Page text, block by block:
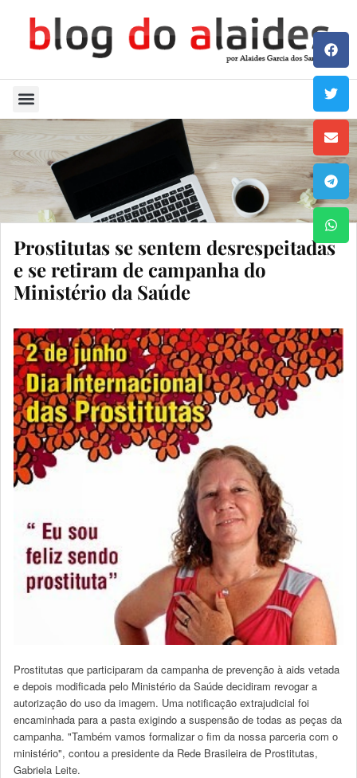
Prostitutas se sentem desrespeitadas
e se retiram de campanha do
Ministério da Saúde
Prostitutas que participaram da campanha de prevenção à aids vetada
e depois modificada pelo Ministério da Saúde decidiram revogar a
autorização do uso da imagem. Uma notificação extrajudicial foi
encaminhada para a pasta exigindo a suspensão de todas as peças da
campanha. "Também vamos formalizar o fim da nossa parceria com o
ministério", contou a presidente da Rede Brasileira de Prostitutas,
Gabriela Leite.